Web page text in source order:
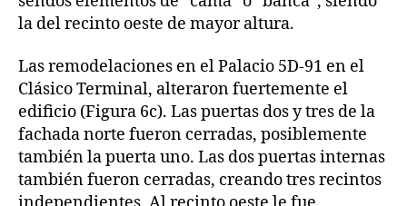
la del recinto oeste de mayor altura.
Las remodelaciones en el Palacio 5D-91 en el
Clásico Terminal, alteraron fuertemente el
edificio (Figura 6c). Las puertas dos y tres de la
fachada norte fueron cerradas, posiblemente
también la puerta uno. Las dos puertas internas
también fueron cerradas, creando tres recintos